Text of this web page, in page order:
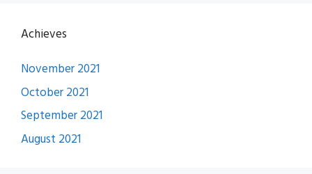
Achieves
November 2021
October 2021
September 2021
August 2021